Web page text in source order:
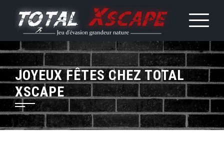
content
JOYEUX FÊTES CHEZ TOTAL
XSCAPE